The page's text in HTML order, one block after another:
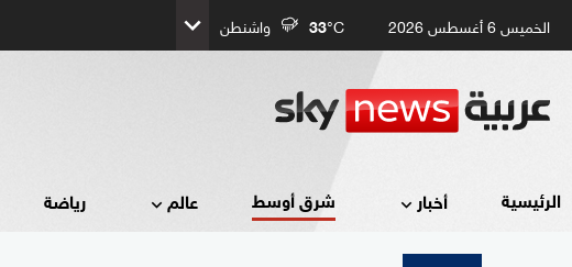
الخميس 6 أغسطس 2026 33°C واشنطن
الرئيسية أخبار شرق أوسط عالم رياضة